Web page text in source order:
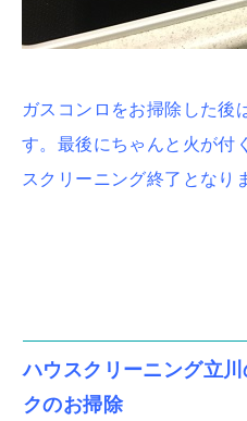
ガスコンロをお掃除した後
す。最後にちゃんと火が付
スクリーニング終了となり
ハウスクリーニング立
クのお掃除